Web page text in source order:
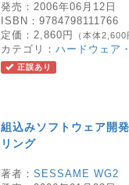
発売： 2006年06月12日
ISBN： 9784798111766
定価： 2,860円 （本体2,600
カテゴリ： ハードウェア
正誤あり
組込みソフトウェア開
リング
著者： SESSAME WG2